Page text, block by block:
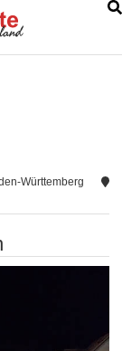
Württemberg